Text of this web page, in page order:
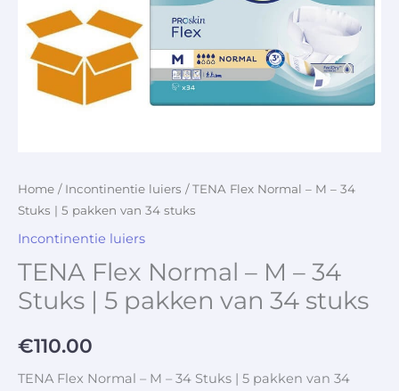
Home / Incontinentie luiers / TENA Flex Normal – M – 34
Stuks | 5 pakken van 34 stuks
Incontinentie luiers
TENA Flex Normal – M – 34
Stuks | 5 pakken van 34 stuks
€110.00
TENA Flex Normal – M – 34 Stuks | 5 pakken van 34